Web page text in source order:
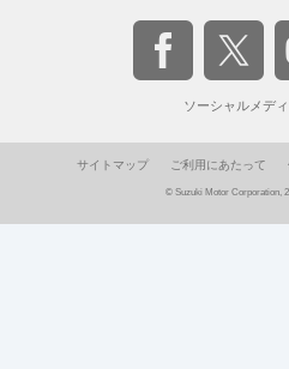
ソーシャルメデ
サイトマップ ご利用にあたって
© Suzuki Motor Corporation,